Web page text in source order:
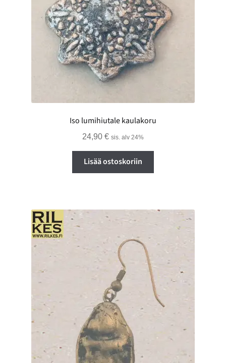
Iso lumihiutale kaulakoru
24,90 € sis. alv 24%
Lisää ostoskoriin